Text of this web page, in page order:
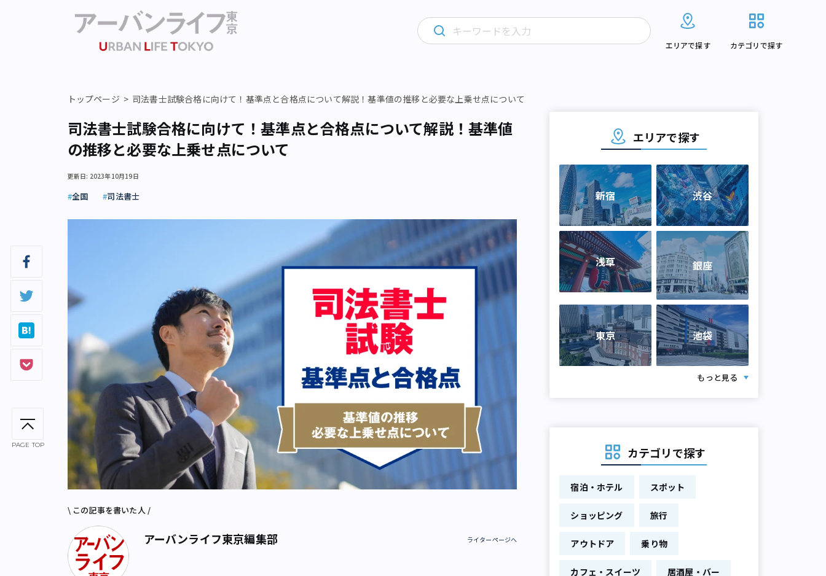
エリアで探す カテゴリで探す
PAGE TOP
トップページ 司法書士試験合格に向けて！基準点と合格点について解説！基準値の推移と必要な上乗せ点について
司法書士試験合格に向けて！基準点と合格点について解説！基準値
の推移と必要な上乗せ点について
更新日: 2023年10月19日
全国 司法書士
\ この記事を書いた人 /
アーバンライフ東京編集部 ライターページへ
エリアで探す
新宿 渋谷
浅草 銀座
東京 池袋
もっと見る
カテゴリで探す
宿泊・ホテル スポット
ショッピング 旅行
アウトドア 乗り物
カフェ・スイーツ 居酒屋・バー